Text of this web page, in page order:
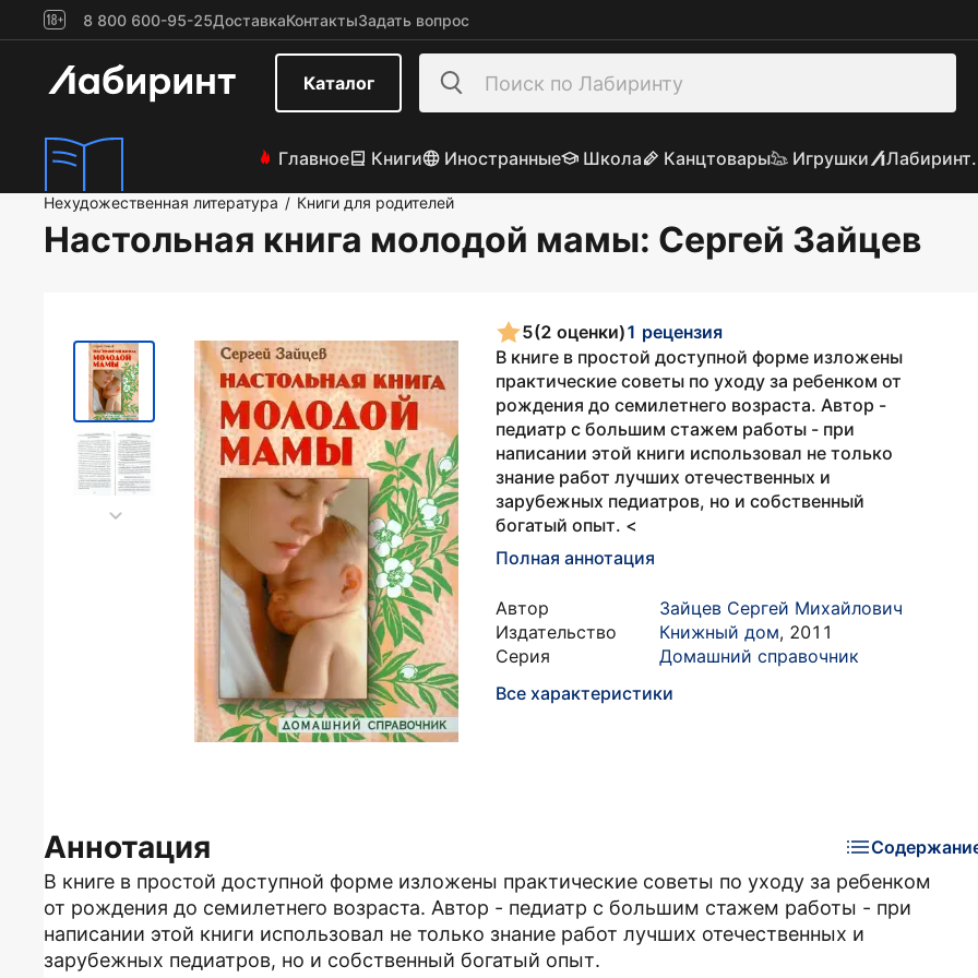
8 800 600-95-25ДоставкаКонтактыЗадать вопрос
Каталог
Главное Книги Иностранные Школа Канцтовары Игрушки
Нехудожественная литература / Книги для родителей
Настольная книга молодой мамы: Сергей Зайцев
5(2 оценки)1 рецензия
В книге в простой доступной форме изложены
практические советы по уходу за ребенком от
рождения до семилетнего возраста. Автор -
педиатр с большим стажем работы - при
написании этой книги использовал не только
знание работ лучших отечественных и
зарубежных педиатров, но и собственный
богатый опыт. <
Полная аннотация
Автор
Зайцев Сергей Михайлович
Издательство
Книжный дом, 2011
Серия
Домашний справочник
Все характеристики
Аннотация
В книге в простой доступной форме изложены практические советы по уходу за ребенком
от рождения до семилетнего возраста. Автор - педиатр с большим стажем работы - при
написании этой книги использовал не только знание работ лучших отечественных и
зарубежных педиатров, но и собственный богатый опыт.